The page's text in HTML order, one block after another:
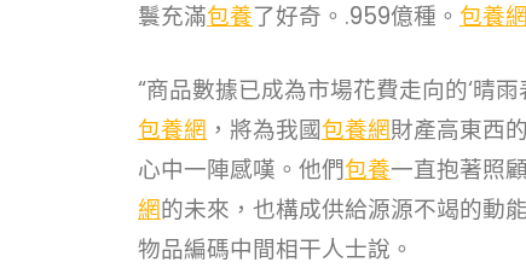
鬟充滿包養了好奇。.959億種。 包養網
“商品數據已成為市場花費走向的‘晴
包養網 ，將為我國包養網財產高東西
心中一陣感嘆。他們包養一直抱著照
網的未來，也構成供給源源不竭的動
物品編碼中間相干人士說。